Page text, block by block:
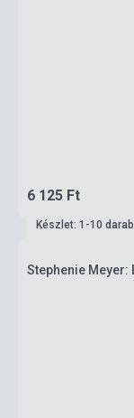
6 125 Ft
Készlet: 1-10 darab
Stephenie Meyer: